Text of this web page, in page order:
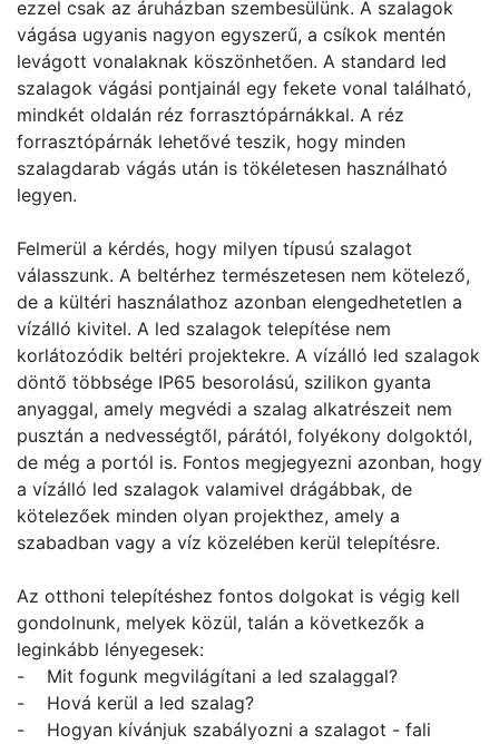
ezzel csak az áruházban szembesülünk. A szalagok
vágása ugyanis nagyon egyszerű, a csíkok mentén
levágott vonalaknak köszönhetően. A standard led
szalagok vágási pontjainál egy fekete vonal található,
mindkét oldalán réz forrasztópárnákkal. A réz
forrasztópárnák lehetővé teszik, hogy minden
szalagdarab vágás után is tökéletesen használható
legyen.
Felmerül a kérdés, hogy milyen típusú szalagot
válasszunk. A beltérhez természetesen nem kötelező,
de a kültéri használathoz azonban elengedhetetlen a
vízálló kivitel. A led szalagok telepítése nem
korlátozódik beltéri projektekre. A vízálló led szalagok
döntő többsége IP65 besorolású, szilikon gyanta
anyaggal, amely megvédi a szalag alkatrészeit nem
pusztán a nedvességtől, párától, folyékony dolgoktól,
de még a portól is. Fontos megjegyezni azonban, hogy
a vízálló led szalagok valamivel drágábbak, de
kötelezőek minden olyan projekthez, amely a
szabadban vagy a víz közelében kerül telepítésre.
Az otthoni telepítéshez fontos dolgokat is végig kell
gondolnunk, melyek közül, talán a következők a
leginkább lényegesek:
- Mit fogunk megvilágítani a led szalaggal?
- Hová kerül a led szalag?
- Hogyan kívánjuk szabályozni a szalagot - fali